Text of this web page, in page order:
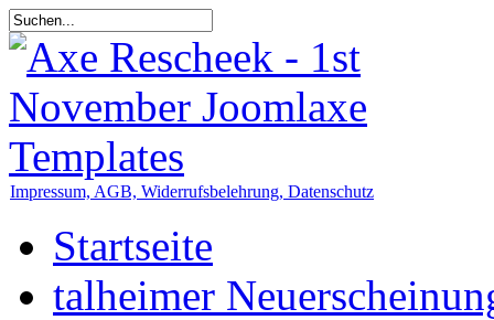
Impressum, AGB, Widerrufsbelehrung, Datenschutz
Startseite
talheimer